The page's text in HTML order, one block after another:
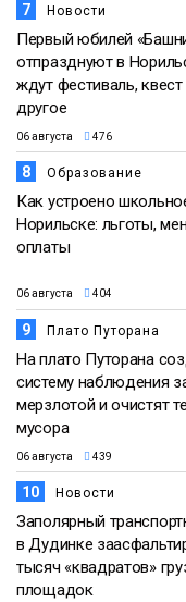
7 Новости
Первый юбилей
отпразднуют в
ждут фестиваль,
другое
06 августа 476
8 Образование
Как устроено
Норильске: льготы,
оплаты
06 августа 404
9 Плато Путорана
На плато Путорана
систему наблюдения
мерзлотой и очистят
мусора
06 августа 439
10 Новости
Заполярный
в Дудинке
тысяч «квадратов»
площадок